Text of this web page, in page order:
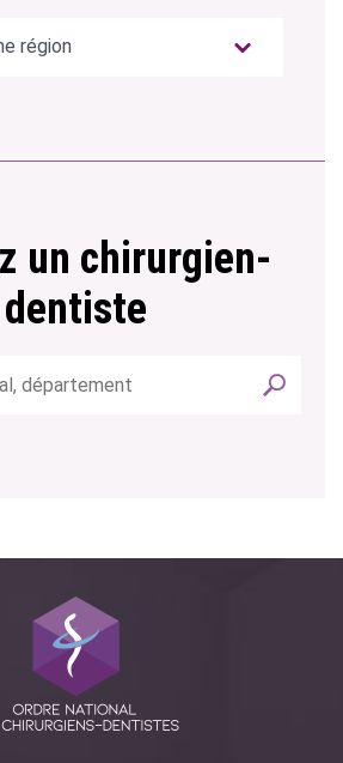
un chirurgien-
dentiste